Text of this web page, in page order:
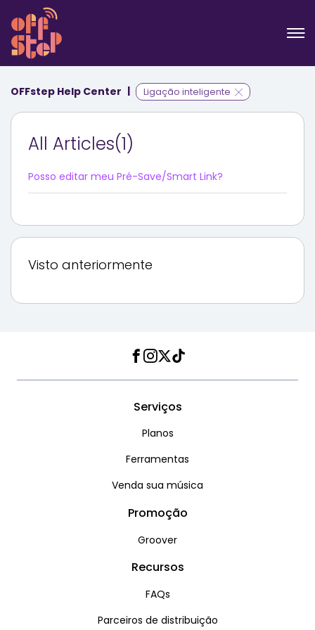
OFFstep Help Center Ligação inteligente
All Articles(1)
Posso editar meu Pré-Save/Smart Link?
Visto anteriormente
Facebook
Instagram
Twitter
TikTok
Serviços
Planos
Ferramentas
Venda sua música
Promoção
Groover
Recursos
FAQs
Parceiros de distribuição